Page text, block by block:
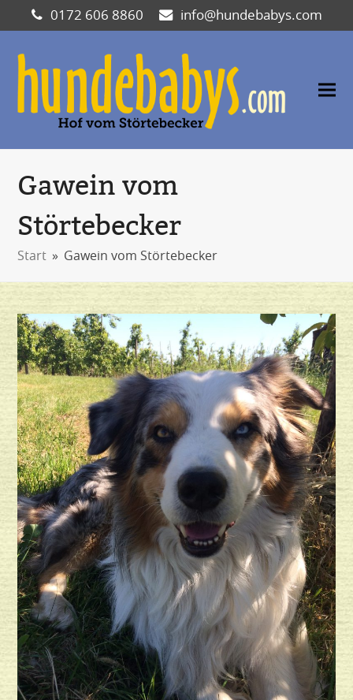
0172 606 8860 info@hundebabys.com
Gawein vom
Störtebecker
Start » Gawein vom Störtebecker